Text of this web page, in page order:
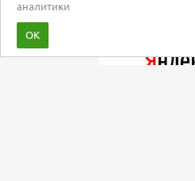
аналитики
ОК